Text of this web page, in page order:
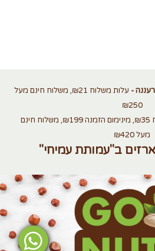
-
עלות משלוח ₪21, משלוח חינם מעל
₪250
עלות משלוח ₪35, מינימום הזמנה ₪199, משלוח חינם
מעל ₪420
ב"עמותת עמיחי"